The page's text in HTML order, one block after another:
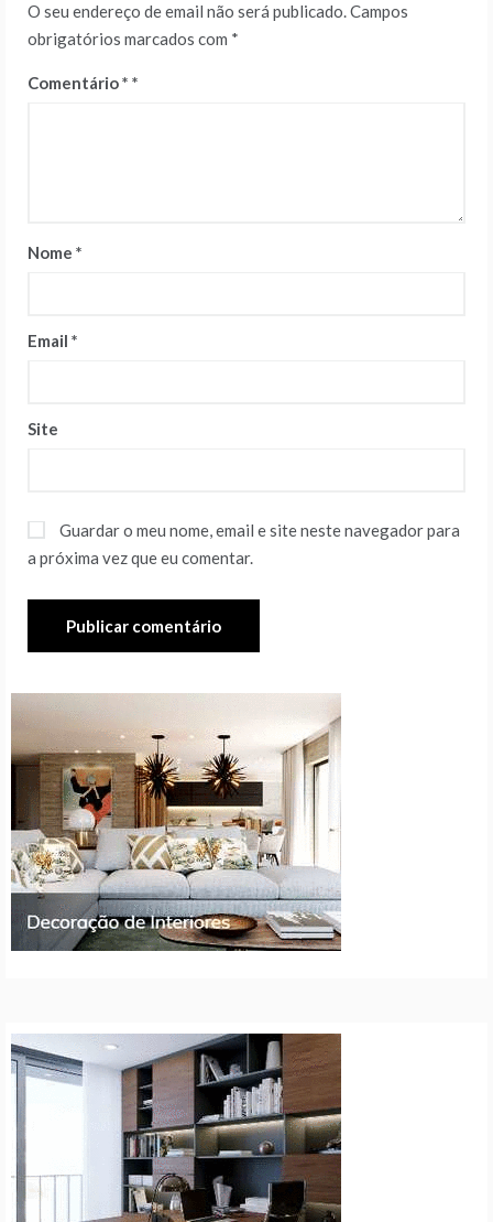
O seu endereço de email não será publicado.Campos
obrigatórios marcados com *
Comentário*
Nome *
Email *
Site
Guardar o meu nome, email e site neste navegador para
a próxima vez que eu comentar.